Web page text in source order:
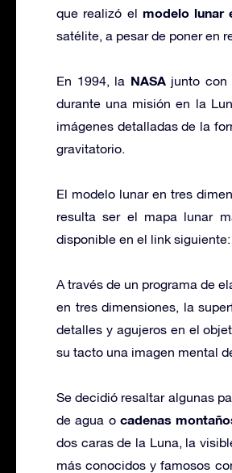
que realizó el modelo lunar
satélite, a pesar de poner en
En 1994, la NASAjunto con
durante una misión en la
imágenes detalladas de la
gravitatorio.
El modelo lunar en tres
resulta ser el mapa lunar
disponible en el link siguiente:
A través de un programa de
en tres dimensiones, la
detalles y agujeros en el
su tacto una imagen mental
Se decidió resaltar algunas
de agua o cadenas
dos caras de la Luna, la
más conocidos y famosos